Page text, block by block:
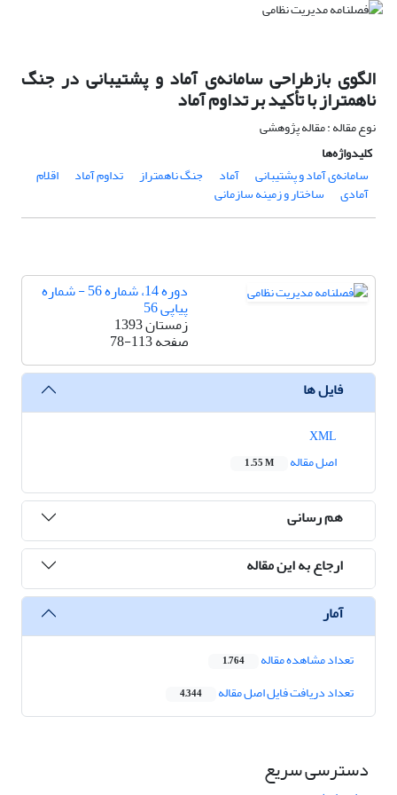
الگوی بازطراحی سامانه‌ی آماد و پشتیبانی در جنگ
ناهمتراز با تأکید بر تداوم آماد
نوع مقاله : مقاله پژوهشی
کلیدواژه‌ها
سامانه‌ی آماد و پشتیبانی
آماد جنگ ناهمتراز تداوم آماد اقلام
آمادی ساختار و زمینه سازمانی
دوره 14، شماره 56 - شماره
پیاپی 56
زمستان 1393
صفحه78-113
فایل ها
اصل مقاله
1.55 M
هم رسانی
ارجاع به این مقاله
آمار
تعداد مشاهده مقاله 1,764
تعداد دریافت فایل اصل مقاله 4,344
دسترسی سریع